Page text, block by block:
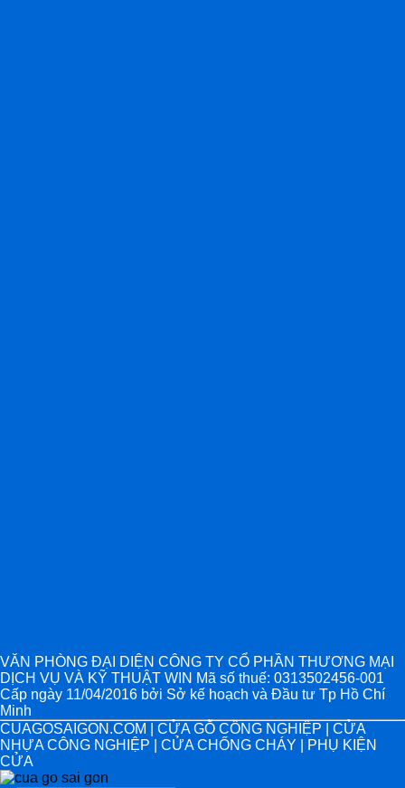
VĂN PHÒNG ĐẠI DIỆN CÔNG TY CỔ PHẦN THƯƠNG MẠI
DỊCH VỤ VÀ KỸ THUẬT WIN Mã số thuế: 0313502456-001
Cấp ngày 11/04/2016 bởi Sở kế hoạch và Đầu tư Tp Hồ Chí
Minh
CUAGOSAIGON.COM | CỬA GỖ CÔNG NGHIỆP | CỬA
NHỰA CÔNG NGHIỆP | CỬA CHỐNG CHÁY | PHỤ KIỆN
CỬA